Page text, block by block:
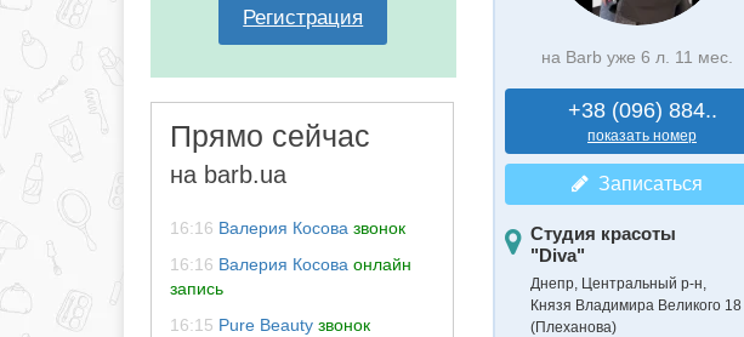
Регистрация
Прямо сейчас
на barb.ua
16:16 Валерия Косова звонок
16:16 Валерия Косова онлайн
запись
16:15 Pure Beauty звонок
на Barb уже 6 л. 11 мес.
+38 (096) 884..
показать номер
Записаться
Студия красоты
"Diva"
Днепр, Центральный р-н,
Князя Владимира Великого 18
(Плеханова)